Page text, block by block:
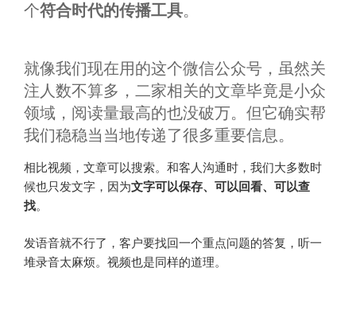
个符合时代的传播工具。
就像我们现在用的这个微信公众号，虽然关
注人数不算多，二家相关的文章毕竟是小众
领域，阅读量最高的也没破万。但它确实帮
我们稳稳当当地传递了很多重要信息。
相比视频，文章可以搜索。和客人沟通时，我们大多数时
候也只发文字，因为文字可以保存、可以回看、可以查
找。
发语音就不行了，客户要找回一个重点问题的答复，听一
堆录音太麻烦。视频也是同样的道理。